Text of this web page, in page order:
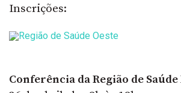
Inscrições:
Região de Saúde Oeste
Conferência da Região de